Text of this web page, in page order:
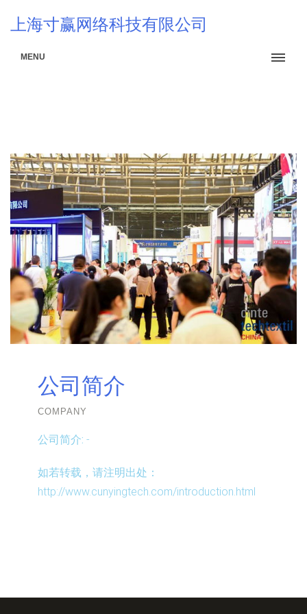
上海寸赢网络科技有限公司
MENU
公司简介
COMPANY
公司简介: -
如若转载，请注明出处：
http://www.cunyingtech.com/introduction.html